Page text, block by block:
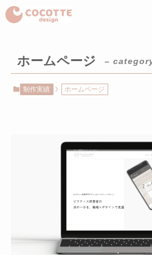
ホームページ –
制作実績 ホームページ